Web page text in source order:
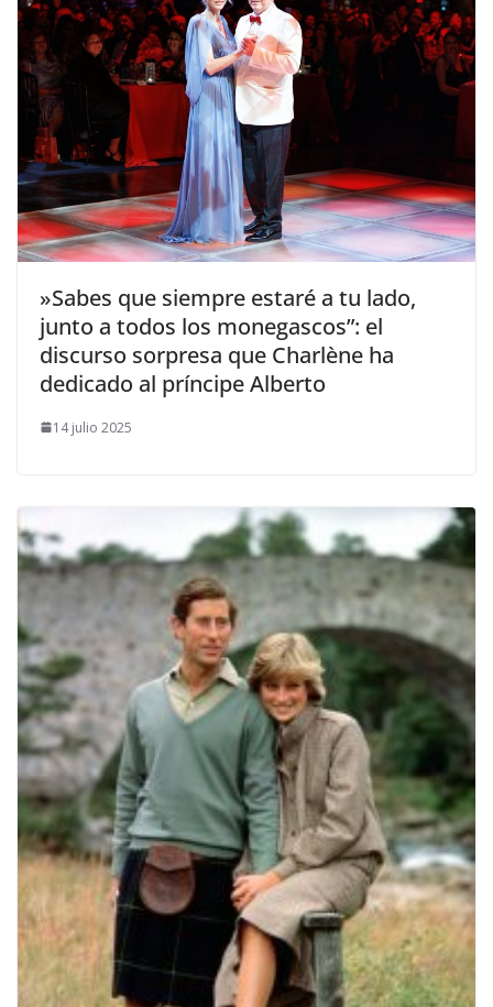
​»Sabes que siempre estaré a tu lado,
junto a todos los monegascos”: el
discurso sorpresa que Charlène ha
dedicado al príncipe Alberto
14 julio 2025